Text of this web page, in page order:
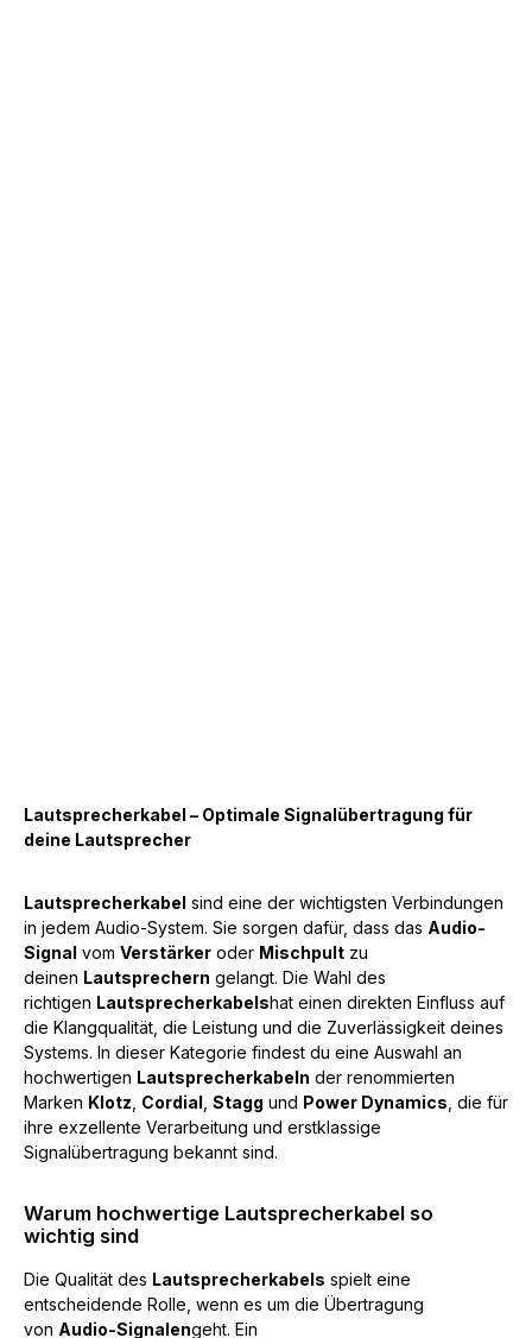
Lautsprecherkabel – Optimale Signalübertragung für
deine Lautsprecher
Lautsprecherkabel sind eine der wichtigsten Verbindungen
in jedem Audio-System. Sie sorgen dafür, dass das Audio-
Signal vom Verstärker oder Mischpult zu
deinen Lautsprechern gelangt. Die Wahl des
richtigen Lautsprecherkabelshat einen direkten Einfluss auf
die Klangqualität, die Leistung und die Zuverlässigkeit deines
Systems. In dieser Kategorie findest du eine Auswahl an
hochwertigen Lautsprecherkabeln der renommierten
Marken Klotz Cordial Stagg und Power Dynamics , die für
ihre exzellente Verarbeitung und erstklassige
Signalübertragung bekannt sind.
Warum hochwertige Lautsprecherkabel so
wichtig sind
Die Qualität des Lautsprecherkabels spielt eine
entscheidende Rolle, wenn es um die Übertragung
von Audio-Signalengeht. Ein